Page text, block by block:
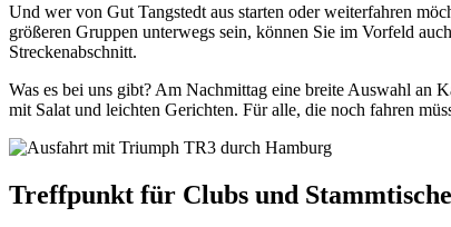
Und wer von Gut Tangstedt aus starten oder weiterfahren
größeren Gruppen unterwegs sein, können Sie im Vorfeld
Streckenabschnitt.
Was es bei uns gibt? Am Nachmittag eine breite Auswahl an
mit Salat und leichten Gerichten. Für alle, die noch fahren
Treffpunkt für Clubs und